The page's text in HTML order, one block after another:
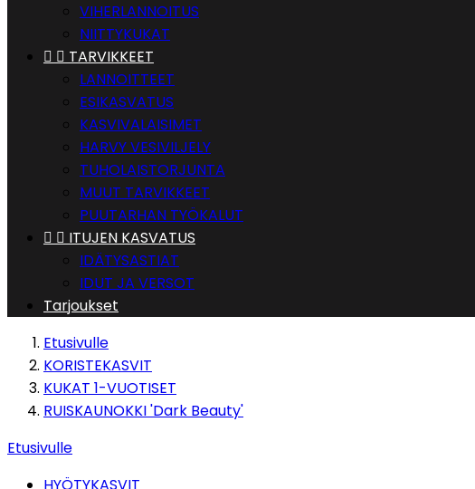
VIHERLANNOITUS
NIITTYKUKAT
  TARVIKKEET
LANNOITTEET
ESIKASVATUS
KASVIVALAISIMET
HARVY VESIVILJELY
TUHOLAISTORJUNTA
MUUT TARVIKKEET
PUUTARHAN TYÖKALUT
  ITUJEN KASVATUS
IDÄTYSASTIAT
IDUT JA VERSOT
Tarjoukset
Etusivulle
KORISTEKASVIT
KUKAT 1-VUOTISET
RUISKAUNOKKI 'Dark Beauty'
Etusivulle